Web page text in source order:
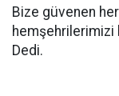
Bize güvenen
hemşehrilerimizi
Dedi.